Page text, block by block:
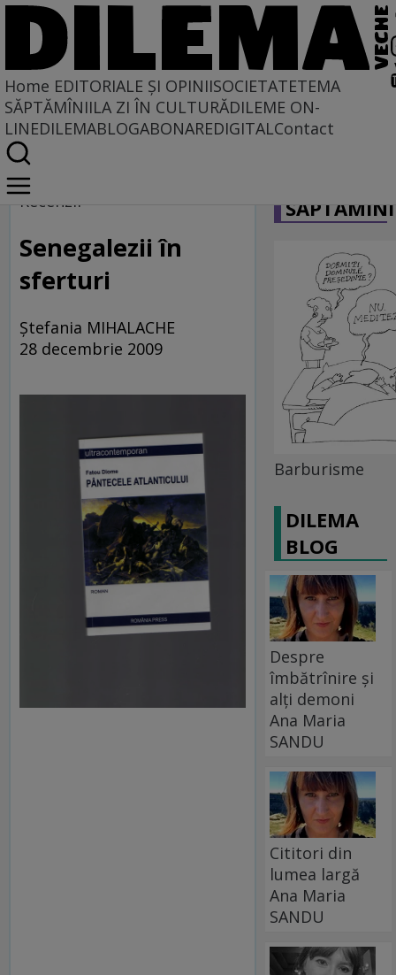
Home EDITORIALE ȘI OPINIISOCIETATETEMA
SĂPTĂMÎNIILA ZI ÎN CULTURĂDILEME ON-
LINEDILEMABLOGABONAREDIGITALContact
Home
Dilemateca
Recenzii
Senegalezii în
sferturi
Ştefania MIHALACHE
28 decembrie 2009
Barburisme
DILEMA
BLOG
Despre
îmbătrînire și
alți demoni
Ana Maria
SANDU
Cititori din
lumea largă
Ana Maria
SANDU